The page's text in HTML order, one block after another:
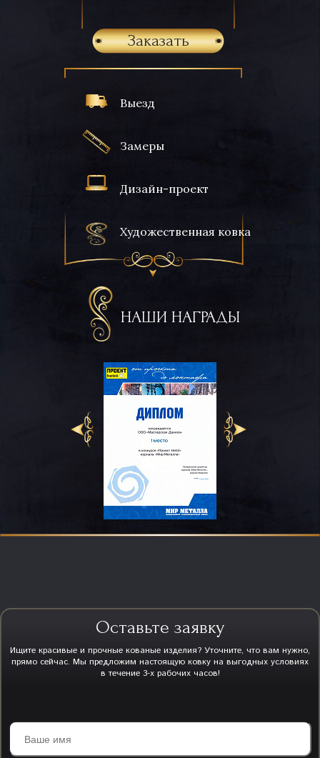
Выезд
Замеры
Дизайн-проект
Художественная ковка
НАШИ НАГРАДЫ
Заказать
Оставьте заявку
Ищите красивые и прочные кованые изделия? Уточните, что вам нужно,
прямо сейчас. Мы предложим настоящую ковку на выгодных условиях
в течение 3-х рабочих часов!